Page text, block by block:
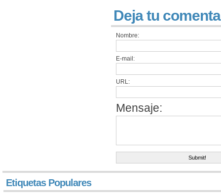
Deja tu
Nombre:
E-mail:
URL:
Mensaje:
Etiquetas Populares